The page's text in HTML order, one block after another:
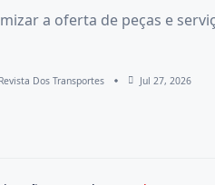
a oferta de peças e
Dos Transportes Jul 27, 2026